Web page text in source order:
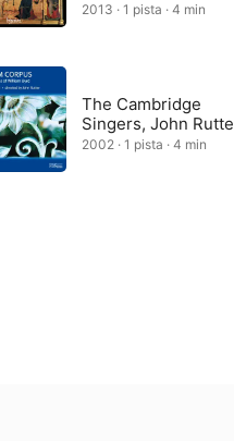
2013 · 1 pista · 4 min
The Cambridge
Singers, John
2002 · 1 pista · 4 min